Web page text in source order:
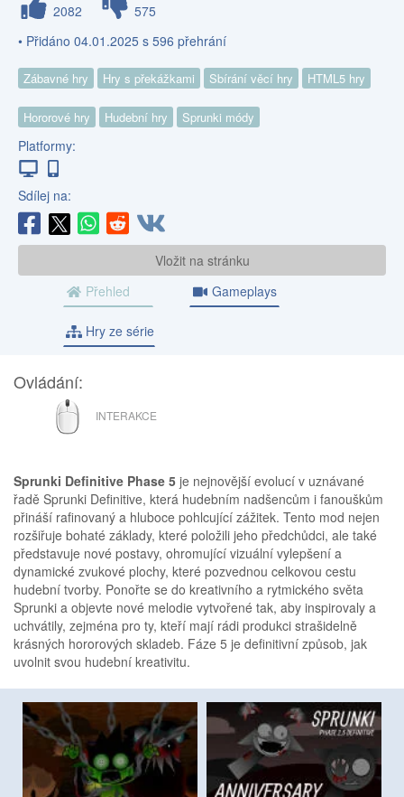
2082
575
• Přidáno 04.01.2025 s 596 přehrání
Zábavné hry Hry s překážkami Sbírání věcí hry HTML5 hry
Hororové hry Hudební hry Sprunki módy
Platformy:
Sdílej na:
Vložit na stránku
Přehled
Gameplays
Hry ze série
Ovládání:
MYŠ
INTERAKCE
Sprunki Definitive Phase 5 je nejnovější evolucí v uznávané
řadě Sprunki Definitive, která hudebním nadšencům i fanouškům
přináší rafinovaný a hluboce pohlcující zážitek. Tento mod nejen
rozšiřuje bohaté základy, které položili jeho předchůdci, ale také
představuje nové postavy, ohromující vizuální vylepšení a
dynamické zvukové plochy, které pozvednou celkovou cestu
hudební tvorby. Ponořte se do kreativního a rytmického světa
Sprunki a objevte nové melodie vytvořené tak, aby inspirovaly a
uchvátily, zejména pro ty, kteří mají rádi produkci strašidelně
krásných hororových skladeb. Fáze 5 je definitivní způsob, jak
uvolnit svou hudební kreativitu.